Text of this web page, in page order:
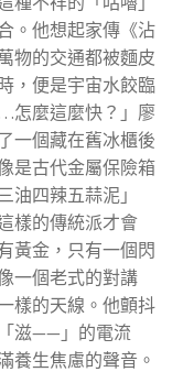
。他想起家傳《沾
物的交通都被麵皮
，便是宇宙水餃臨
怎麼這麼快？」廖
一個藏在舊冰櫃後
是古代金屬保險箱
油四辣五蒜泥」
樣的傳統派才會
黃金，只有一個閃
一個老式的對講
樣的天線。他顫抖
滋——」的電流
養生焦慮的聲音。